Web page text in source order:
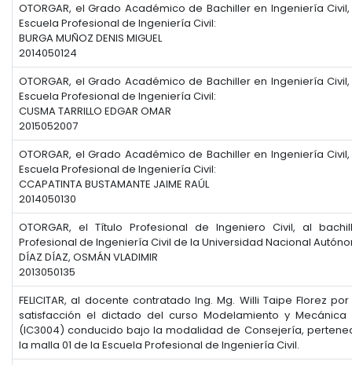
OTORGAR, el Grado Académico de Bachiller en Ingeniería
Escuela Profesional de Ingeniería Civil:
BURGA MUÑOZ DENIS MIGUEL
2014050124
OTORGAR, el Grado Académico de Bachiller en Ingeniería
Escuela Profesional de Ingeniería Civil:
CUSMA TARRILLO EDGAR OMAR
2015052007
OTORGAR, el Grado Académico de Bachiller en Ingeniería
Escuela Profesional de Ingeniería Civil:
CCAPATINTA BUSTAMANTE JAIME RAÚL
2014050130
OTORGAR, el Título Profesional de Ingeniero Civil, al
Profesional de Ingeniería Civil de la Universidad Nacional
DÍAZ DÍAZ, OSMÁN VLADIMIR
2013050135
FELICITAR, al docente contratado Ing. Mg. Willi Taipe Florez
satisfacción el dictado del curso Modelamiento y Mecánica
(IC3004) conducido bajo la modalidad de Consejería,
la malla 01 de la Escuela Profesional de Ingeniería Civil.